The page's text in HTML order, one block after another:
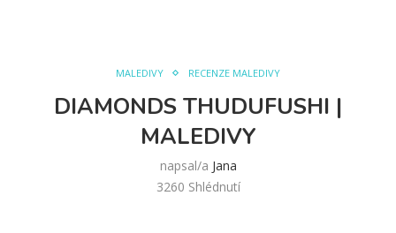
MALEDIVY RECENZE MALEDIVY
DIAMONDS THUDUFUSHI |
MALEDIVY
napsal/a Jana
3260 Shlédnutí